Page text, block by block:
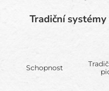
Tradiční
Schopnost